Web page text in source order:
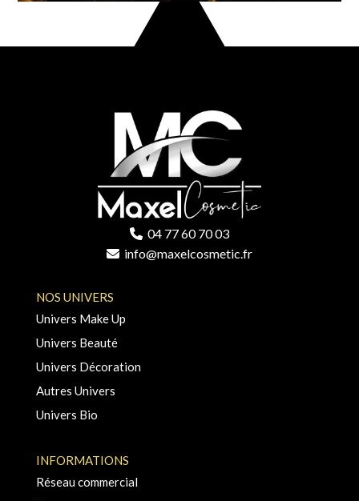
04 77 60 70 03
info@maxelcosmetic.fr
NOS UNIVERS
Univers Make Up
Univers Beauté
Univers Décoration
Autres Univers
Univers Bio
INFORMATIONS
Réseau commercial